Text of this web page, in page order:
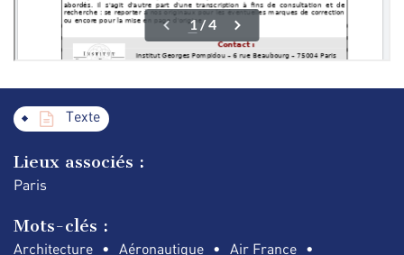
Texte
Lieux associés :
Paris
Mots-clés :
Architecture Aéronautique
Air France